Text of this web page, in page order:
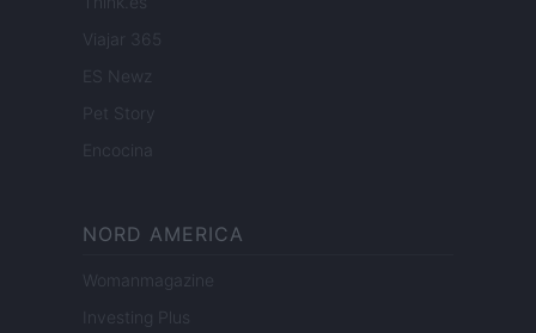
Viajar 365
ES Newz
Pet Story
Encocina
NORD AMERICA
Womanmagazine
Investing Plus